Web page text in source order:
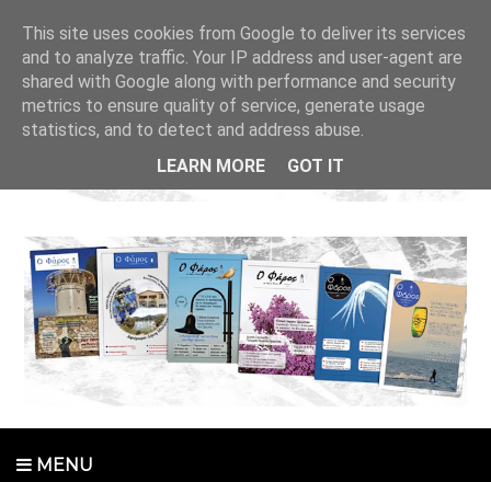
MENU
This site uses cookies from Google to deliver its services
and to analyze traffic. Your IP address and user-agent are
shared with Google along with performance and security
metrics to ensure quality of service, generate usage
statistics, and to detect and address abuse.
LEARN MORE
GOT IT